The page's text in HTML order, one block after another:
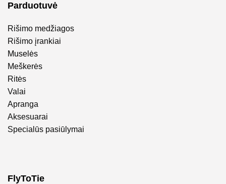
Parduotuvė
Rišimo medžiagos
Rišimo įrankiai
Muselės
Meškerės
Ritės
Valai
Apranga
Aksesuarai
Specialūs pasiūlymai
FlyToTie